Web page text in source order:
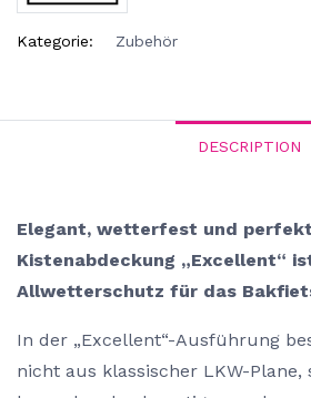
Kategorie: Zubehör
DESCRIPTION
Elegant, wetterfest und
Kistenabdeckung „Excellent“
Allwetterschutz für das
In der „Excellent“-Ausführung
nicht aus klassischer LKW-Plane,